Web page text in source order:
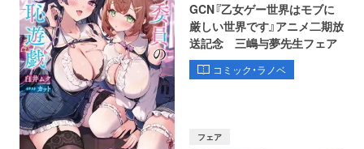
GCN『乙女ゲー世界はモブに
厳しい世界です』アニメ二期放
送記念 三嶋与夢先生フェア
コミック・ラノベ
フェア